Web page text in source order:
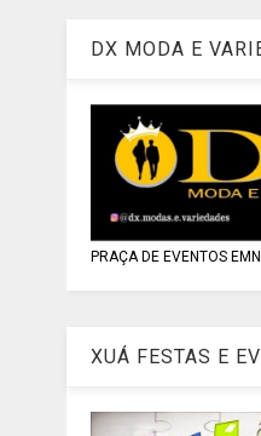
DX MODA E
PRAÇA DE EVENTOS
XUÁ FESTAS E